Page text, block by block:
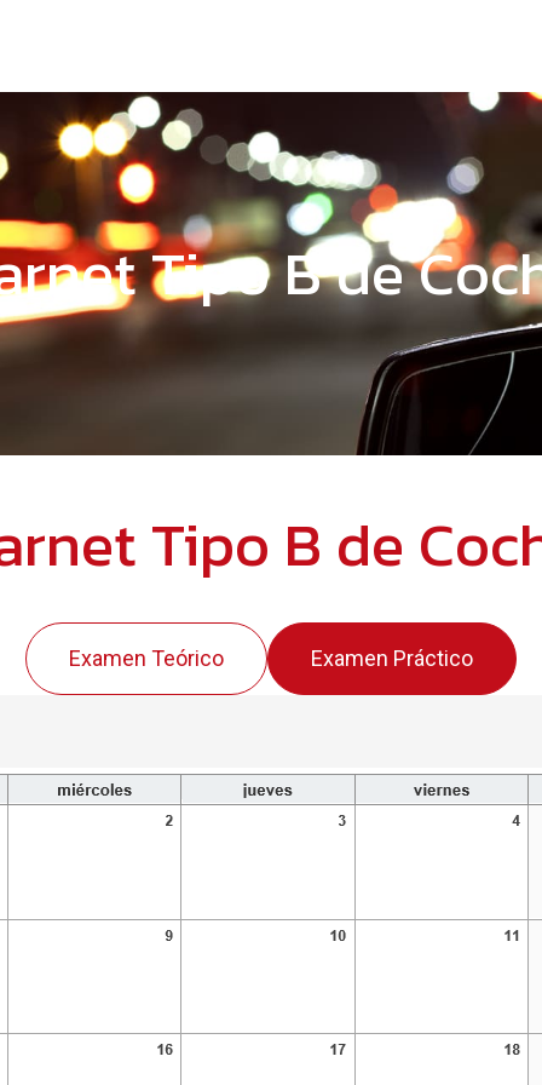
Tipo B de
Tipo B de
Examen Teórico Examen Práctico